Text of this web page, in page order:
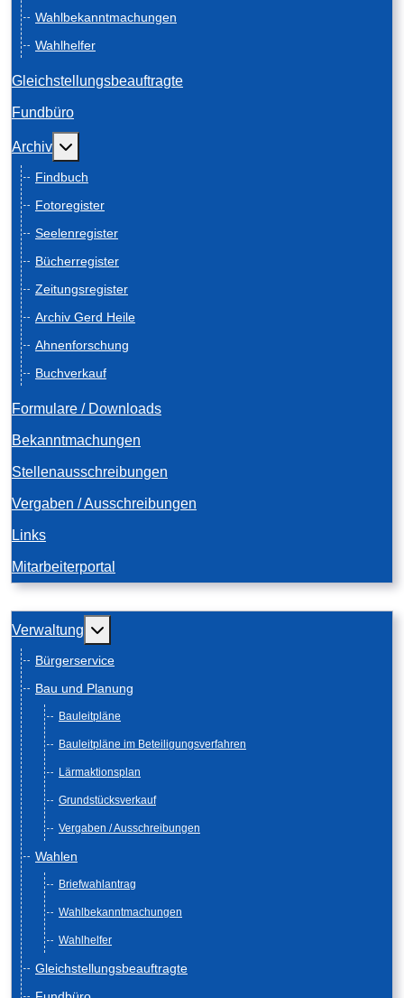
Wahlbekanntmachungen
Wahlhelfer
Gleichstellungsbeauftragte
Fundbüro
Archiv Weitere Informationen: Archiv
Findbuch
Fotoregister
Seelenregister
Bücherregister
Zeitungsregister
Archiv Gerd Heile
Ahnenforschung
Buchverkauf
Formulare / Downloads
Bekanntmachungen
Stellenausschreibungen
Vergaben / Ausschreibungen
Links
Mitarbeiterportal
Verwaltung Weitere Informationen: Verwaltung
Bürgerservice
Bau und Planung
Bauleitpläne
Bauleitpläne im Beteiligungsverfahren
Lärmaktionsplan
Grundstücksverkauf
Vergaben / Ausschreibungen
Wahlen
Briefwahlantrag
Wahlbekanntmachungen
Wahlhelfer
Gleichstellungsbeauftragte